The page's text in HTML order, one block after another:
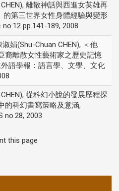
離散神話與西進女英雄再
第三世界女性身體經驗與變形
pp.141-189, 2008
娟(Shu-Chuan CHEN), ＜他
裔離散女性藝術家之歷史記憶
語學報：語言學、文學、文化
從科幻小說的發展歷程探
的科幻書寫策略及意涵,
no.28, 2003
this page